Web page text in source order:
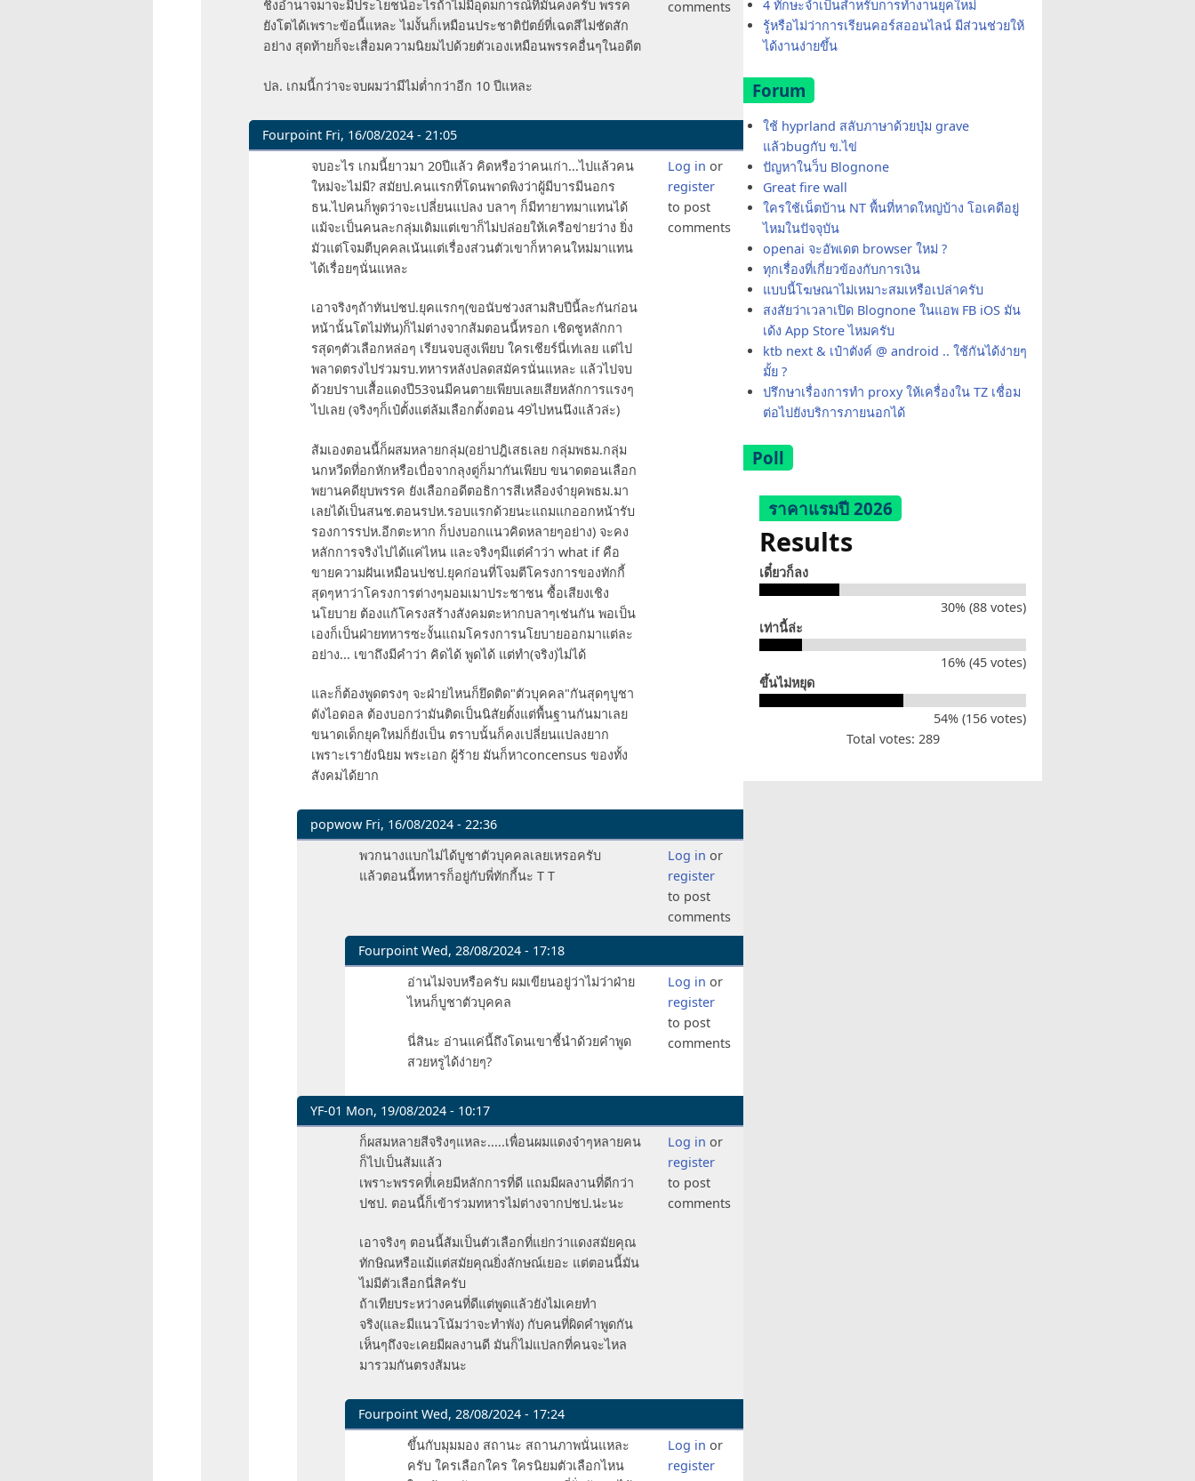
ชิงอำนาจมาจะมีประโยชน์อะไรถ้าไม่มีอุดมการณ์ที่มั่นคงครับ พรรค
ยังโตได้เพราะข้อนี้แหละ ไม่งั้นก็เหมือนประชาติปัตย์ที่เฉดสีไม่ชัดสัก
อย่าง สุดท้ายก็จะเสื่อมความนิยมไปด้วยตัวเองเหมือนพรรคอื่นๆในอดีต
ปล. เกมนี้กว่าจะจบผมว่ามีไม่ต่ำกว่าอีก 10 ปีแหละ
comments
Fourpoint Fri, 16/08/2024 - 21:05
In
จบอะไร เกมนี้ยาวมา 20ปีแล้ว คิดหรือว่าคนเก่า...ไปแล้วคน
ใหม่จะไม่มี? สมัยป.คนแรกที่โดนพาดพิงว่าผู้มีบารมีนอกร
ธน.ไปคนก็พูดว่าจะเปลี่ยนแปลง บลาๆ ก็มีทายาทมาแทนได้
แม้จะเป็นคนละกลุ่มเดิมแต่เขาก็ไม่ปล่อยให้เครือข่ายว่าง ยิ่ง
มัวแต่โจมตีบุคคลเน้นแต่เรื่องส่วนตัวเขาก็หาคนใหม่มาแทน
ได้เรื่อยๆนั่นแหละ
เอาจริงๆถ้าทันปชป.ยุคแรกๆ(ขอนับช่วงสามสิบปีนี้ละกันก่อน
หน้านั้นโตไม่ทัน)ก็ไม่ต่างจากส้มตอนนี้หรอก เชิดชูหลักกา
รสุดๆตัวเลือกหล่อๆ เรียนจบสูงเพียบ ใครเชียร์นี่เท่เลย แต่ไป
พลาดตรงไปร่วมรบ.ทหารหลังปลดสมัครนั่นแหละ แล้วไปจบ
ด้วยปราบเสื้อแดงปี53จนมีคนตายเพียบเลยเสียหลักการแรงๆ
ไปเลย (จริงๆก็เป๋ตั้งแต่ล้มเลือกตั้งตอน 49ไปหนนึงแล้วล่ะ)
ส้มเองตอนนี้ก็ผสมหลายกลุ่ม(อย่าปฎิเสธเลย กลุ่มพธม.กลุ่ม
นกหวีดที่อกหักหรือเบื่อจากลุงตู่ก็มากันเพียบ ขนาดตอนเลือก
พยานคดียุบพรรค ยังเลือกอดีตอธิการสีเหลืองจ๋ายุคพธม.มา
เลยได้เป็นสนช.ตอนรปห.รอบแรกด้วยนะแถมแกออกหน้ารับ
รองการรปห.อีกตะหาก ก็บ่งบอกแนวคิดหลายๆอย่าง) จะคง
หลักการจริงไปได้แค่ไหน และจริงๆมีแต่คำว่า what if คือ
ขายความฝันเหมือนปชป.ยุคก่อนที่โจมตีโครงการของทักกี้
สุดๆหาว่าโครงการต่างๆมอมเมาประชาชน ซื้อเสียงเชิง
นโยบาย ต้องแก้โครงสร้างสังคมตะหากบลาๆเช่นกัน พอเป็น
เองก็เป็นฝ่ายทหารซะงั้นแถมโครงการนโยบายออกมาแต่ละ
อย่าง... เขาถึงมีคำว่า คิดได้ พูดได้ แต่ทำ(จริง)ไม่ได้
และก็ต้องพูดตรงๆ จะฝ่ายไหนก็ยึดติด"ตัวบุคคล"กันสุดๆบูชา
ดังไอดอล ต้องบอกว่ามันติดเป็นนิสัยตั้งแต่พื้นฐานกันมาเลย
ขนาดเด็กยุคใหม่ก็ยังเป็น ตราบนั้นก็คงเปลี่ยนแปลงยาก
เพราะเรายังนิยม พระเอก ผู้ร้าย มันก็หาconcensus ของทั้ง
สังคมได้ยาก
Log in or
register
to post
comments
popwow Fri, 16/08/2024 - 22:36
In
พวกนางแบกไม่ได้บูชาตัวบุคคลเลยเหรอครับ
แล้วตอนนี้ทหารก็อยู่กับพี่ทักกี้นะ T T
Log in or
register
to post
comments
Fourpoint Wed, 28/08/2024 - 17:18
In
ไม่
ได้
บูชา
ตัว
เล
popwow
อ่านไม่จบหรือครับ ผมเขียนอยู่ว่าไม่ว่าฝ่าย
ไหนก็บูชาตัวบุคคล
นี่สินะ อ่านแค่นี้ถึงโดนเขาชี้นำด้วยคำพูด
สวยหรูได้ง่ายๆ?
Log in or
register
to post
comments
YF-01 Mon, 19/08/2024 - 10:17
In
ก็ผสมหลายสีจริงๆแหละ.....เพื่อนผมแดงจ๋าๆหลายคน
ก็ไปเป็นส้มแล้ว
เพราะพรรคที่่เคยมีหลักการที่ดี แถมมีผลงานที่ดีกว่า
ปชป. ตอนนี้ก็เข้าร่วมทหารไม่ต่างจากปชป.น่ะนะ
เอาจริงๆ ตอนนี้ส้มเป็นตัวเลือกที่แย่กว่าแดงสมัยคุณ
ทักษิณหรือแม้แต่สมัยคุณยิ่งลักษณ์เยอะ แต่ตอนนี้มัน
ไม่มีตัวเลือกนี่สิครับ
ถ้าเทียบระหว่างคนที่ดีแต่พูดแล้วยังไม่เคยทำ
จริง(และมีแนวโน้มว่าจะทำพัง) กับคนที่ผิดคำพูดกัน
เห็นๆถึงจะเคยมีผลงานดี มันก็ไม่แปลกที่คนจะไหล
มารวมกันตรงส้มนะ
Log in or
register
to post
comments
Fourpoint Wed, 28/08/2024 - 17:24
In
ขึ้นกับมุมมอง สถานะ สถานภาพนั่นแหละ
ครับ ใครเลือกใคร ใครนิยมตัวเลือกไหน
Log in or
register
4 ทักษะจำเป็นสำหรับการทำงานยุคใหม่
รู้หรือไม่ว่าการเรียนคอร์สออนไลน์ มีส่วนช่วยให้
ได้งานง่ายขึ้น
Forum
ใช้ hyprland สลับภาษาด้วยปุ่ม grave
แล้วbugกับ ข.ไข่
ปัญหาในว็บ Blognone
Great fire wall
ใครใช้เน็ตบ้าน NT พื้นที่หาดใหญ่บ้าง โอเคดีอยู่
ไหมในปัจจุบัน
openai จะอัพเดต browser ใหม่ ?
ทุกเรื่องที่เกี่ยวข้องกับการเงิน
แบบนี้โฆษณาไม่เหมาะสมเหรือเปล่าครับ
สงสัยว่าเวลาเปิด Blognone ในแอพ FB iOS มัน
เด้ง App Store ไหมครับ
ktb next & เป๋าตังค์ @ android .. ใช้กันได้ง่ายๆ
มั้ย ?
ปรึกษาเรื่องการทำ proxy ให้เครื่องใน TZ เชื่อม
ต่อไปยังบริการภายนอกได้
Poll
ราคาแรมปี 2026
Results
เดี๋ยวก็ลง
30% (88 votes)
เท่านี้ล่ะ
16% (45 votes)
ขึ้นไม่หยุด
54% (156 votes)
Total votes: 289